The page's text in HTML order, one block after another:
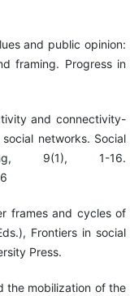
and public opinion:
framing. Progress in
and connectivity-
networks. Social
9(1), 1-16.
frames and cycles of
Frontiers in social
Press.
the mobilization of the